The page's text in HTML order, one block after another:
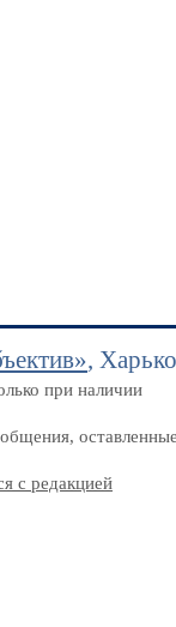
,
при наличии
с редакцией